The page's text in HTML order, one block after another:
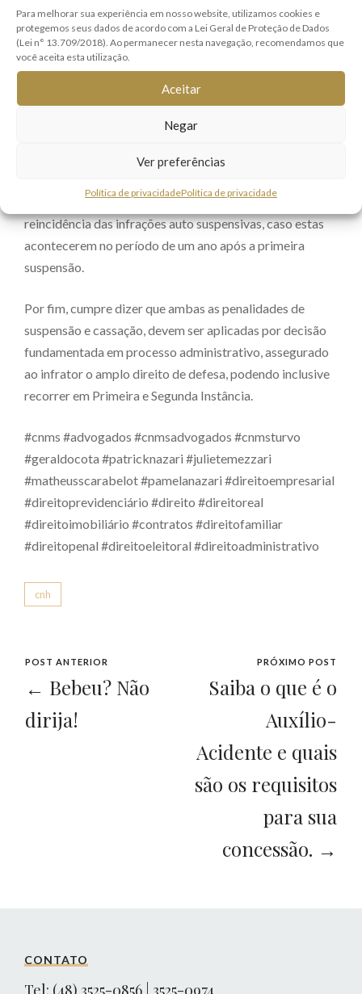
Para melhorar sua experiência em nosso website, utilizamos cookies e
protegemos seus dados de acordo com a Lei Geral de Proteção de Dados
(Lei n° 13.709/2018). Ao permanecer nesta navegação, recomendamos que
você aceita esta utilização.
Aceitar
Negar
Ver preferências
Política de privacidadePolítica de privacidade
assim como feito da primeira vez.
Uma hipótese muito comum de cassação é quando o
condutor desrespeita a suspensão do direito de dirigir.
Nota-se que neste caso uma penalidade pode ser
A cassação também poderá ocorrer em caso de
reincidência das infrações auto suspensivas, caso estas
acontecerem no período de um ano após a primeira
suspensão.
Por fim, cumpre dizer que ambas as penalidades de
suspensão e cassação, devem ser aplicadas por decisão
fundamentada em processo administrativo, assegurado
ao infrator o amplo direito de defesa, podendo inclusive
recorrer em Primeira e Segunda Instância.
#cnms #advogados #cnmsadvogados #cnmsturvo
#geraldocota #patricknazari #julietemezzari
#matheusscarabelot #pamelanazari #direitoempresarial
#direitoprevidenciário #direito #direitoreal
#direitoimobiliário #contratos #direitofamiliar
#direitopenal #direitoeleitoral #direitoadministrativo
cnh
POST ANTERIOR
← Bebeu? Não
dirija!
PRÓXIMO POST
Saiba o que é o
Auxílio-
Acidente e quais
são os requisitos
para sua
concessão. →
CONTATO
Tel: (48) 3525-0856 | 3525-0974